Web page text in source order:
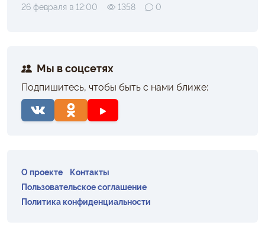
26 февраля в 12:00 1358 0
Мы в соцсетях
Подпишитесь, чтобы быть с нами ближе:
О проекте
Контакты
Пользовательское соглашение
Политика конфиденциальности